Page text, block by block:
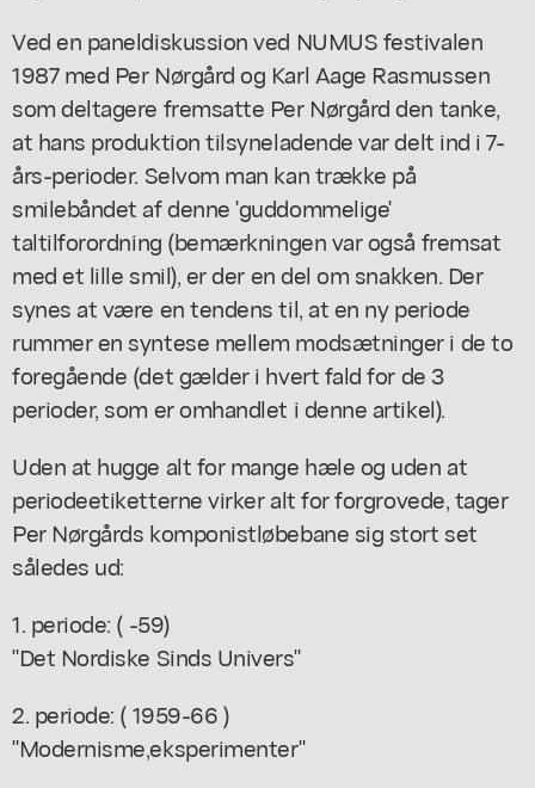
Ved en paneldiskussion ved NUMUS festivalen
1987 med Per Nørgård og Karl Aage Rasmussen
som deltagere fremsatte Per Nørgård den tanke,
at hans produktion tilsyneladende var delt ind i 7-
års-perioder. Selvom man kan trække på
smilebåndet af denne 'guddommelige'
taltilforordning (bemærkningen var også fremsat
med et lille smil), er der en del om snakken. Der
synes at være en tendens til, at en ny periode
rummer en syntese mellem modsætninger i de to
foregående (det gælder i hvert fald for de 3
perioder, som er omhandlet i denne artikel).
Uden at hugge alt for mange hæle og uden at
periodeetiketterne virker alt for forgrovede, tager
Per Nørgårds komponistløbebane sig stort set
således ud:
1. periode: ( -59)
"Det Nordiske Sinds Univers"
2. periode: ( 1959-66 )
"Modernisme,eksperimenter"